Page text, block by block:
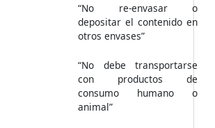
“No re-envasar o
depositar el contenido en
otros envases”
“No debe transportarse
con productos de
consumo humano o
animal”